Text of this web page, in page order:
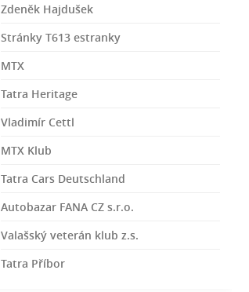
Zdeněk Hajdušek
Stránky T613 estranky
MTX
Tatra Heritage
Vladimír Cettl
MTX Klub
Tatra Cars Deutschland
Autobazar FANA CZ s.r.o.
Valašský veterán klub z.s.
Tatra Příbor